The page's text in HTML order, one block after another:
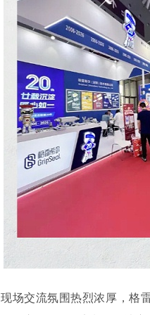
现场交流氛围热烈浓厚，格